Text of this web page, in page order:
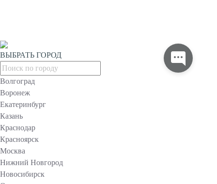
ВЫБРАТЬ ГОРОД
Волгоград
Воронеж
Екатеринбург
Казань
Краснодар
Красноярск
Москва
Нижний Новгород
Новосибирск